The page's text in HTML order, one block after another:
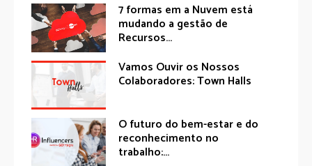
7 formas em a Nuvem está
mudando a gestão de
Recursos...
Vamos Ouvir os Nossos
Colaboradores: Town Halls
O futuro do bem-estar e do
reconhecimento no
trabalho:...